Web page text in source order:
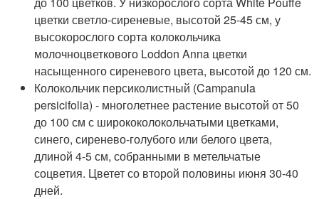
цветки светло-сиреневые, высотой 25-45 см, у
высокорослого сорта колокольчика
молочноцветкового Loddon Anna цветки
насыщенного сиреневого цвета, высотой до 120 см.
Колокольчик персиколистный (Campanula
persicifolia) - многолетнее растение высотой от 50
до 100 см с ширококолокольчатыми цветками,
синего, сиренево-голубого или белого цвета,
длиной 4-5 см, собранными в метельчатые
соцветия. Цветет со второй половины июня 30-40
дней.